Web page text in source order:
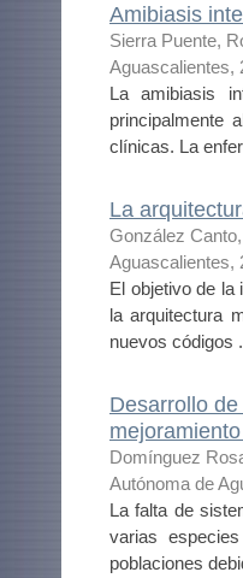
Amibiasis
Sierra Puente,
Aguascalientes,
La amibiasis
principalmente
clínicas. La
La
González
Aguascalientes,
El objetivo de la
la arquitectura
nuevos códigos
Desarrollo
Domínguez
Autónoma de
La falta de
varias
poblaciones